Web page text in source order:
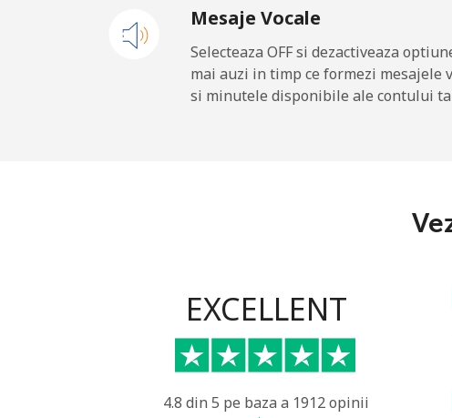
Mobil
Dominican Republic
Mesaje Vocale
Selecteaza OFF si dezactiveaza
mai auzi in timp ce formezi mesajele
si minutele disponibile ale contului
EXCELLENT
4.8 din 5 pe baza a 1912 opinii